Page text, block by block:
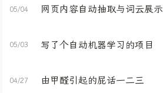
05/04 网页内容自动抽取与词云展示
05/03 写了个自动机器学习的项目
04/27 由甲醛引起的屁话一二三